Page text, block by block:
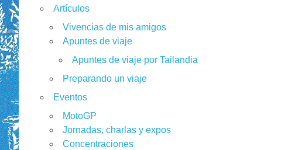
Artículos
Vivencias de mis amigos
Apuntes de viaje
Apuntes de viaje por Tailandia
Preparando un viaje
Eventos
MotoGP
Jornadas, charlas y expos
Concentraciones